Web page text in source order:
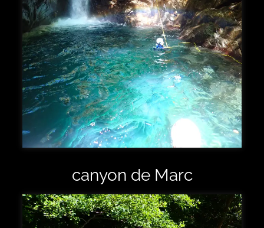
canyon de Marc